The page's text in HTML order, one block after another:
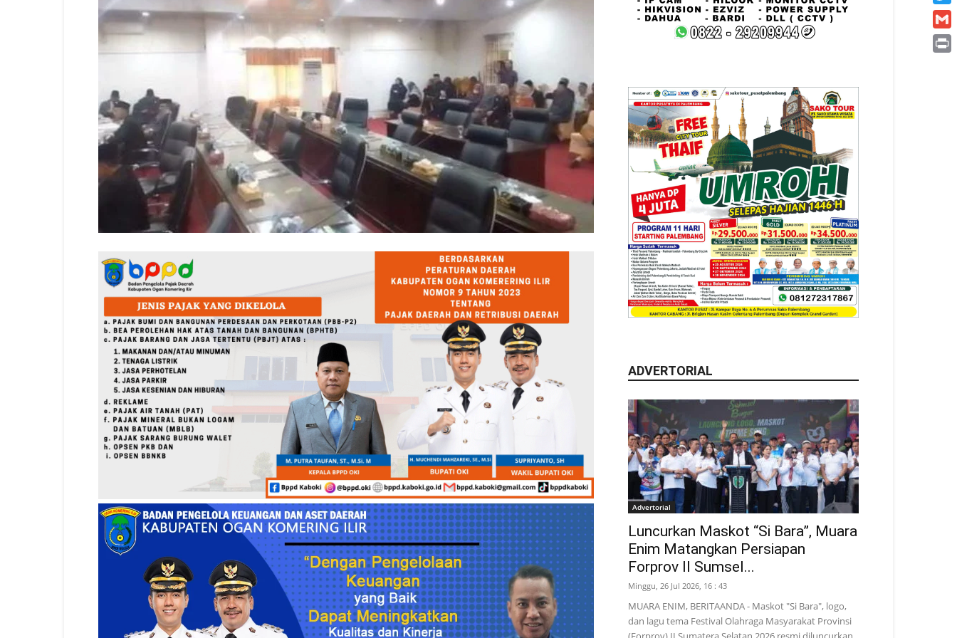
ADVERTORIAL
Advertorial
Luncurkan Maskot “Si Bara”, Muara
Enim Matangkan Persiapan
Forprov II Sumsel...
Minggu, 26 Jul 2026, 16 : 43
MUARA ENIM, BERITAANDA - Maskot "Si Bara", logo,
dan lagu tema Festival Olahraga Masyarakat Provinsi